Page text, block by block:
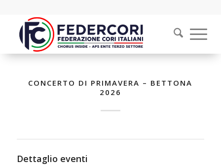
CONCERTO DI PRIMAVERA – BETTONA
2026
Dettaglio eventi